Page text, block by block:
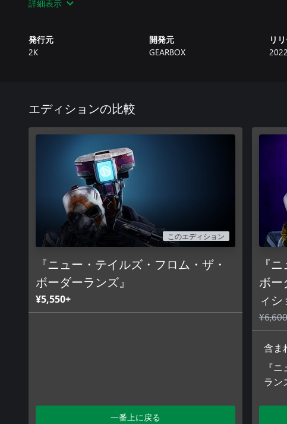
控えめなバンディットなど、おなじみの面々に加えて新顔も登場。古
結末を作るのはあなた
あなたの下す決定が物語の結末を左右します。アヌは武器よりも大切
**いずれの世代機版も、Xbox Networkの同じアカウントをご利用に
ーブデータの進捗は共有されません。
※本作は英語版のみの発売となります。日本語には対応しておりま
詳細表示
発行元
2K
開発元
GEARBOX
リ
エディションの比較
このエディション
『ニュー・テイルズ・フロム・ザ・
ボーダーランズ』
¥5,550+
一番上に戻る
『
ボー
ィシ
¥6,600
含ま
『
ラン